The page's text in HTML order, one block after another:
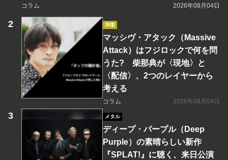
コラム 2026年08月04日
洋楽
マッシヴ・アタック（Massive
Attack）はフジロックで何を問
うた? 柴那典が〈現地〉と
〈配信〉、2つのレイヤーから
考える
コラム 2026年08月04日
メタル
ディープ・パープル（Deep
Purple）の素晴らしい新作
『SPLAT!』に聴く、来日公演